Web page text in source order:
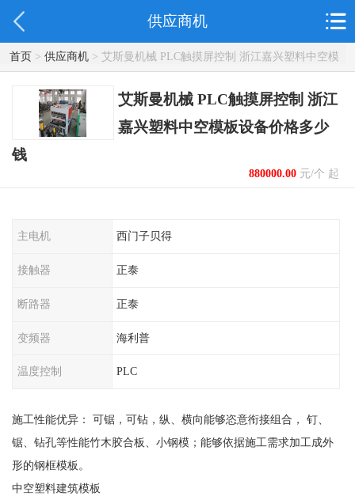
供应商机
首页> 供应商机> 艾斯曼机械 PLC触摸屏控制 浙江嘉兴塑料中空模
板设备价格多少钱
艾斯曼机械 PLC触摸屏控制 浙江
嘉兴塑料中空模板设备价格多少
钱
880000.00元/个 起
主电机 西门子贝得
接触器 正泰
断路器 正泰
变频器 海利普
温度控制 PLC
施工性能优异： 可锯，可钻，纵、横向能够恣意衔接组合， 钉、
锯、钻孔等性能竹木胶合板、小钢模；能够依据施工需求加工成外
形的钢框模板。
中空塑料建筑模板